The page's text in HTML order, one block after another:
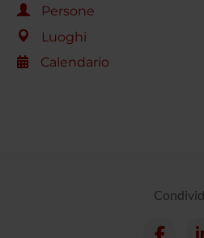
Persone
Luoghi
Calendario